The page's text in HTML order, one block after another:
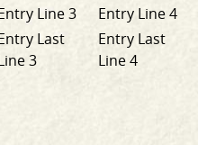
Line 3
Entry Line 4
Last
3
Entry Last
Line 4